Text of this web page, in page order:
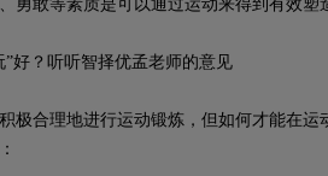
勇敢等素质是可以通过运动来得到有效塑
？听听智择优孟老师的意见
合理地进行运动锻炼，但如何才能在运